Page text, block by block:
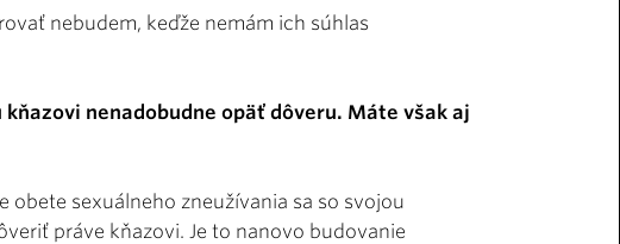
nebudem, keďže nemám ich súhlas
nenadobudne opäť dôveru. Máte však aj
obete sexuálneho zneužívania sa so svojou
práve kňazovi. Je to nanovo budovanie